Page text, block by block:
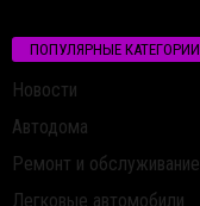
ПОПУЛЯРНЫЕ КАТЕГОРИИ
Новости
Автодома
Ремонт и обслуживание
Легковые автомобили